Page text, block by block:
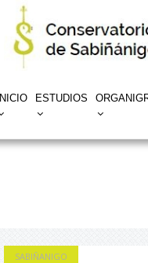
INICIO ESTUDIOS
SABIÑANIGO